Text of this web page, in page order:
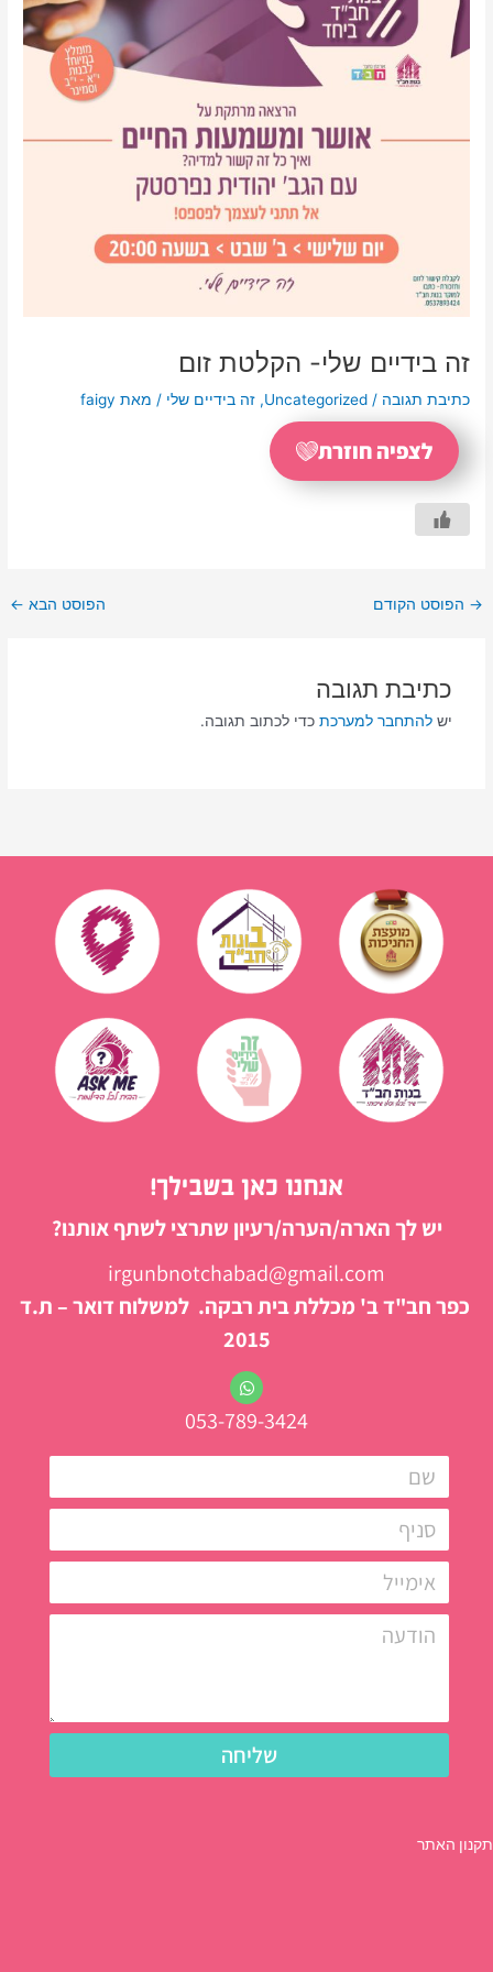
זה בידיים שלי- הקלטת זום
כתיבת תגובה /
Uncategorized
,זה בידיים שלי / מאת faigy
לצפיה חוזרת
→ הפוסט הקודם הפוסט הבא ←
כתיבת תגובה
יש להתחבר למערכתכדי לכתוב תגובה.
אנחנו כאן בשבילך!
יש לך הארה/הערה/רעיון שתרצי לשתף אותנו?
irgunbnotchabad@gmail.com
כפר חב"ד ב' מכללת בית רבקה. למשלוח דואר – ת.ד
2015
053-789-3424
שליחה
תקנון האתר